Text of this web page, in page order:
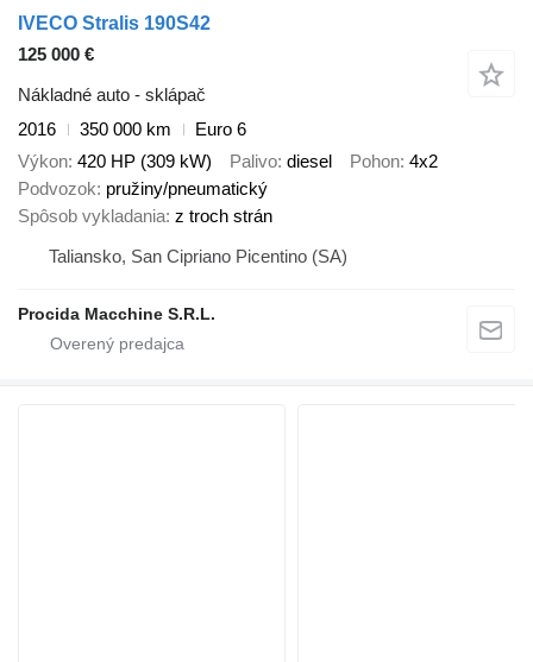
IVECO Stralis 190S42
125 000 €
Nákladné auto - sklápač
2016
350 000 km
Euro 6
Výkon 420 HP (309 kW) Palivo diesel Pohon 4x2
Podvozok pružiny/pneumatický
Spôsob vykladania z troch strán
Taliansko, San Cipriano Picentino (SA)
Procida Macchine S.R.L.